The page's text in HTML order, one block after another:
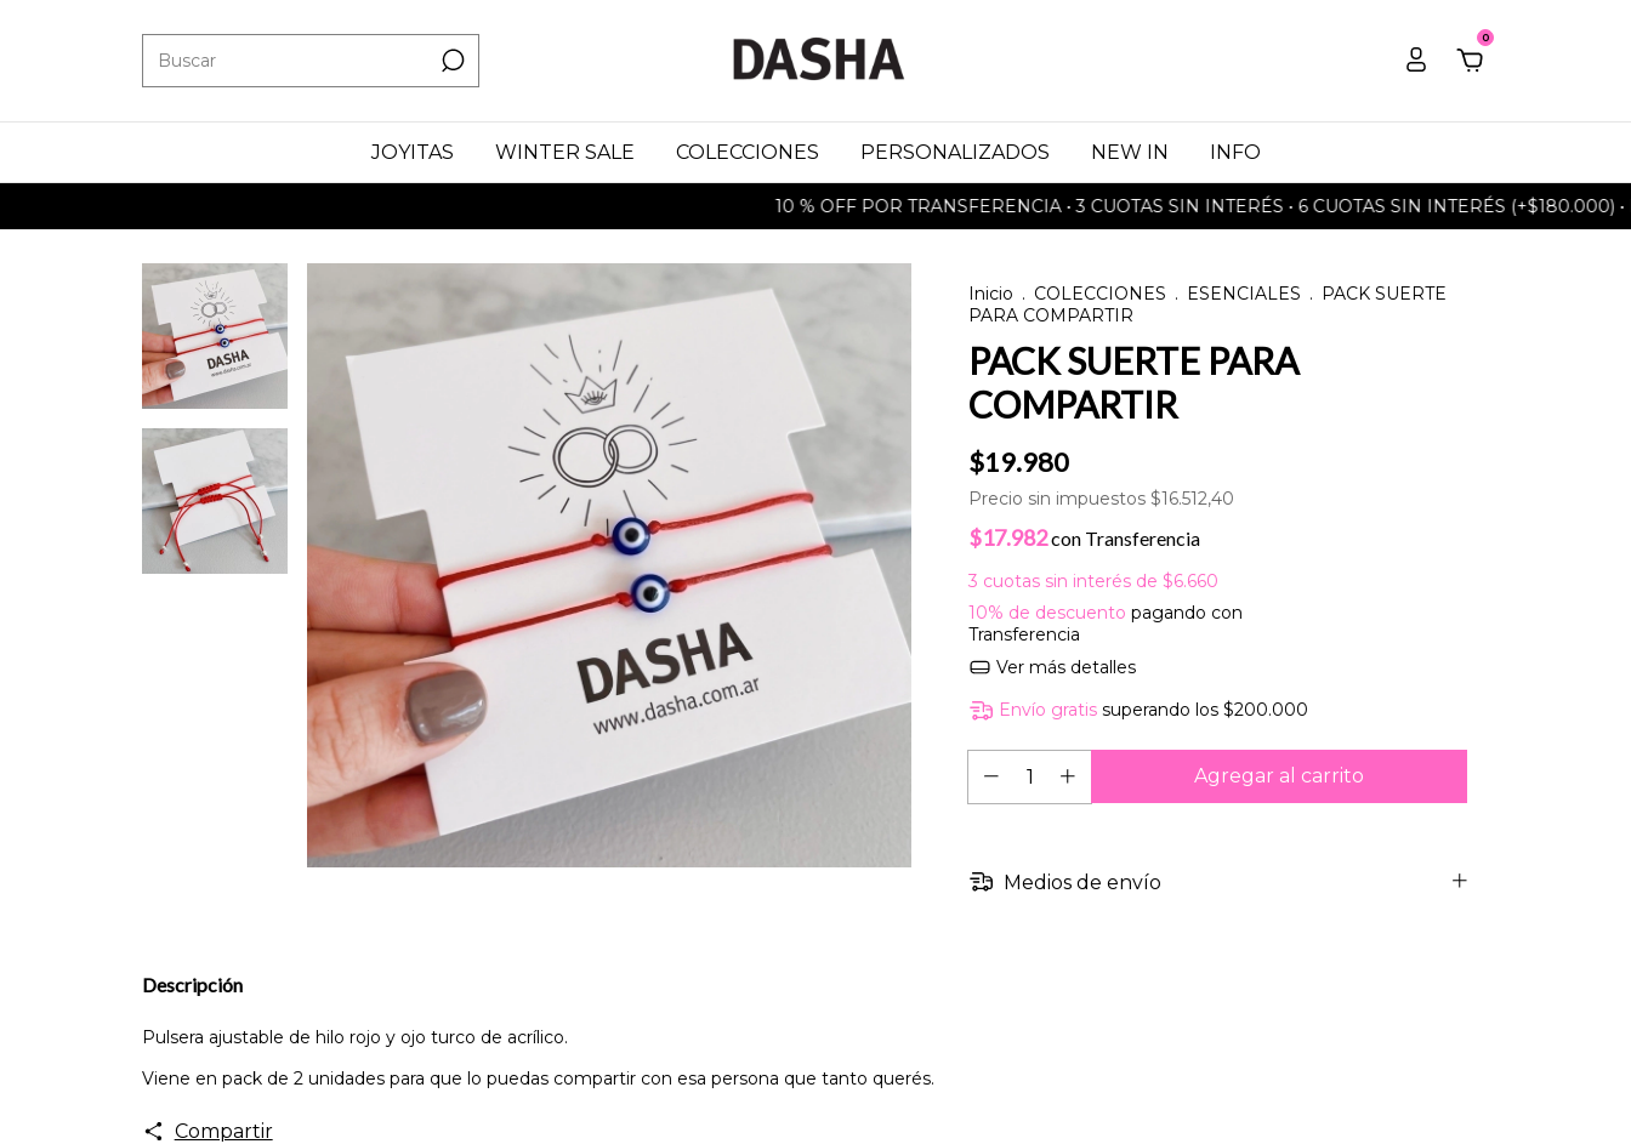
0
JOYITAS WINTER SALE COLECCIONES PERSONALIZADOS NEW IN INFO
10 % OFF POR TRANSFERENCIA • 3 CUOTAS SIN INTERÉS • 6 CUOTAS SIN INTERÉS (+$180.000) •
Inicio . COLECCIONES . ESENCIALES . PACK SUERTE
PARA COMPARTIR
PACK SUERTE PARA
COMPARTIR
$19.980
Precio sin impuestos $16.512,40
$17.982con Transferencia
3 cuotas sin interés de $6.660
10% de descuento pagando con
Transferencia
Ver más detalles
Envío gratis superando los$200.000
Medios de envío
Descripción
Pulsera ajustable de hilo rojo y ojo turco de acrílico.
Viene en pack de 2 unidades para que lo puedas compartir con esa persona que tanto querés.
Compartir